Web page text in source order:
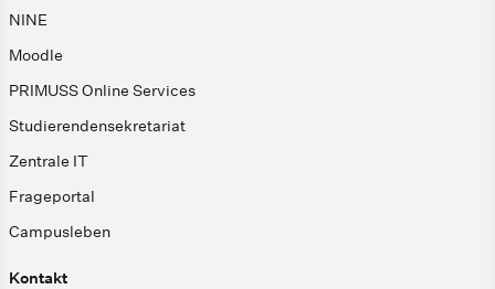
NINE
Moodle
PRIMUSS Online Services
Studierendensekretariat
Zentrale IT
Frageportal
Campusleben
Kontakt